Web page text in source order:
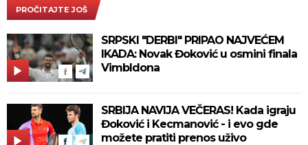
PROČITAJTE JOŠ
SRPSKI "DERBI" PRIPAO NAJVEĆEM
IKADA: Novak Đoković u osmini finala
Vimbldona
SRBIJA NAVIJA VEČERAS! Kada igraju
Đoković i Kecmanović - i evo gde
možete pratiti prenos uživo